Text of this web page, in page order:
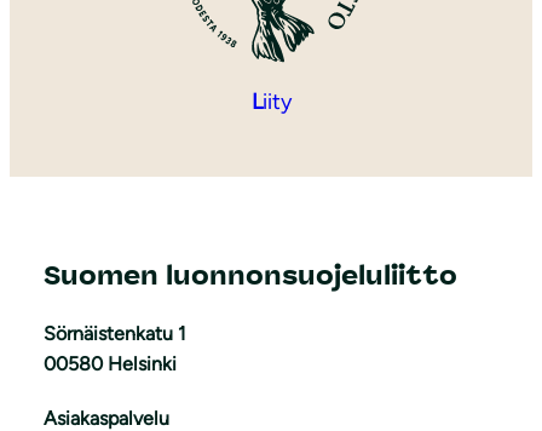
Liity
Suomen luonnonsuojeluliitto
Sörnäistenkatu 1
00580 Helsinki
Asiakaspalvelu